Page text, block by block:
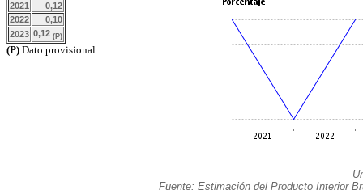
2021
0,12
2022
0,10
2023 0,12 (P)
(P) Dato provisional
Fuente: Estimación del Producto Interior